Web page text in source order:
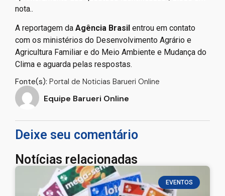
fatos, processamento e responsabilização. “A análise
aprimoramento das questões identificadas”, disse em
nota..
A reportagem daAgência Brasilentrou em contato
com os ministérios do Desenvolvimento Agrário e
Agricultura Familiar e do Meio Ambiente e Mudança do
Clima e aguarda pelas respostas.
Equipe Barueri Online
Deixe seu comentário